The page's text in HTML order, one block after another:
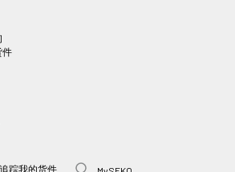
件
追踪我的货件